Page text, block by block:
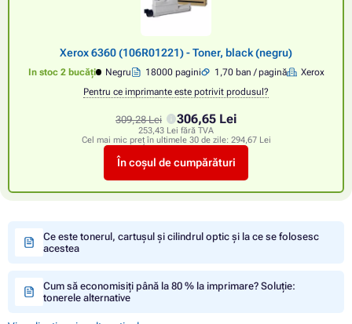
Xerox 6360 (106R01221) - Toner, black (negru)
In stoc 2 bucăți Negru 18000 pagini 1,70 ban / pagină
Xerox
Pentru ce imprimante este potrivit produsul?
309,28 Lei 306,65 Lei
253,43 Lei fără TVA
Cel mai mic preț în ultimele 30 de zile: 294,67 Lei
În coșul de cumpărături
Ce este tonerul, cartușul și cilindrul optic și la ce se folosesc
acestea
Cum să economisiți până la 80 % la imprimare? Soluție:
tonerele alternative